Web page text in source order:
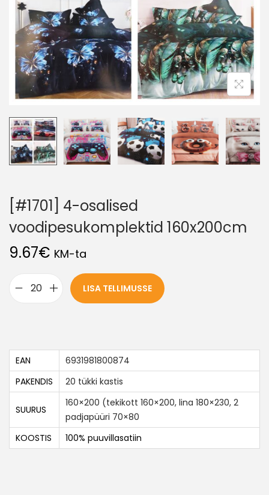
[#1701] 4-osalised
voodipesukomplektid 160x200cm
9.67€ KM-ta
LISA TELLIMUSSE
EAN
6931981800874
PAKENDIS
20 tükki kastis
SUURUS
160×200 (tekikott 160×200, lina 180×230, 2
padjapüüri 70×80
KOOSTIS
100% puuvillasatiin